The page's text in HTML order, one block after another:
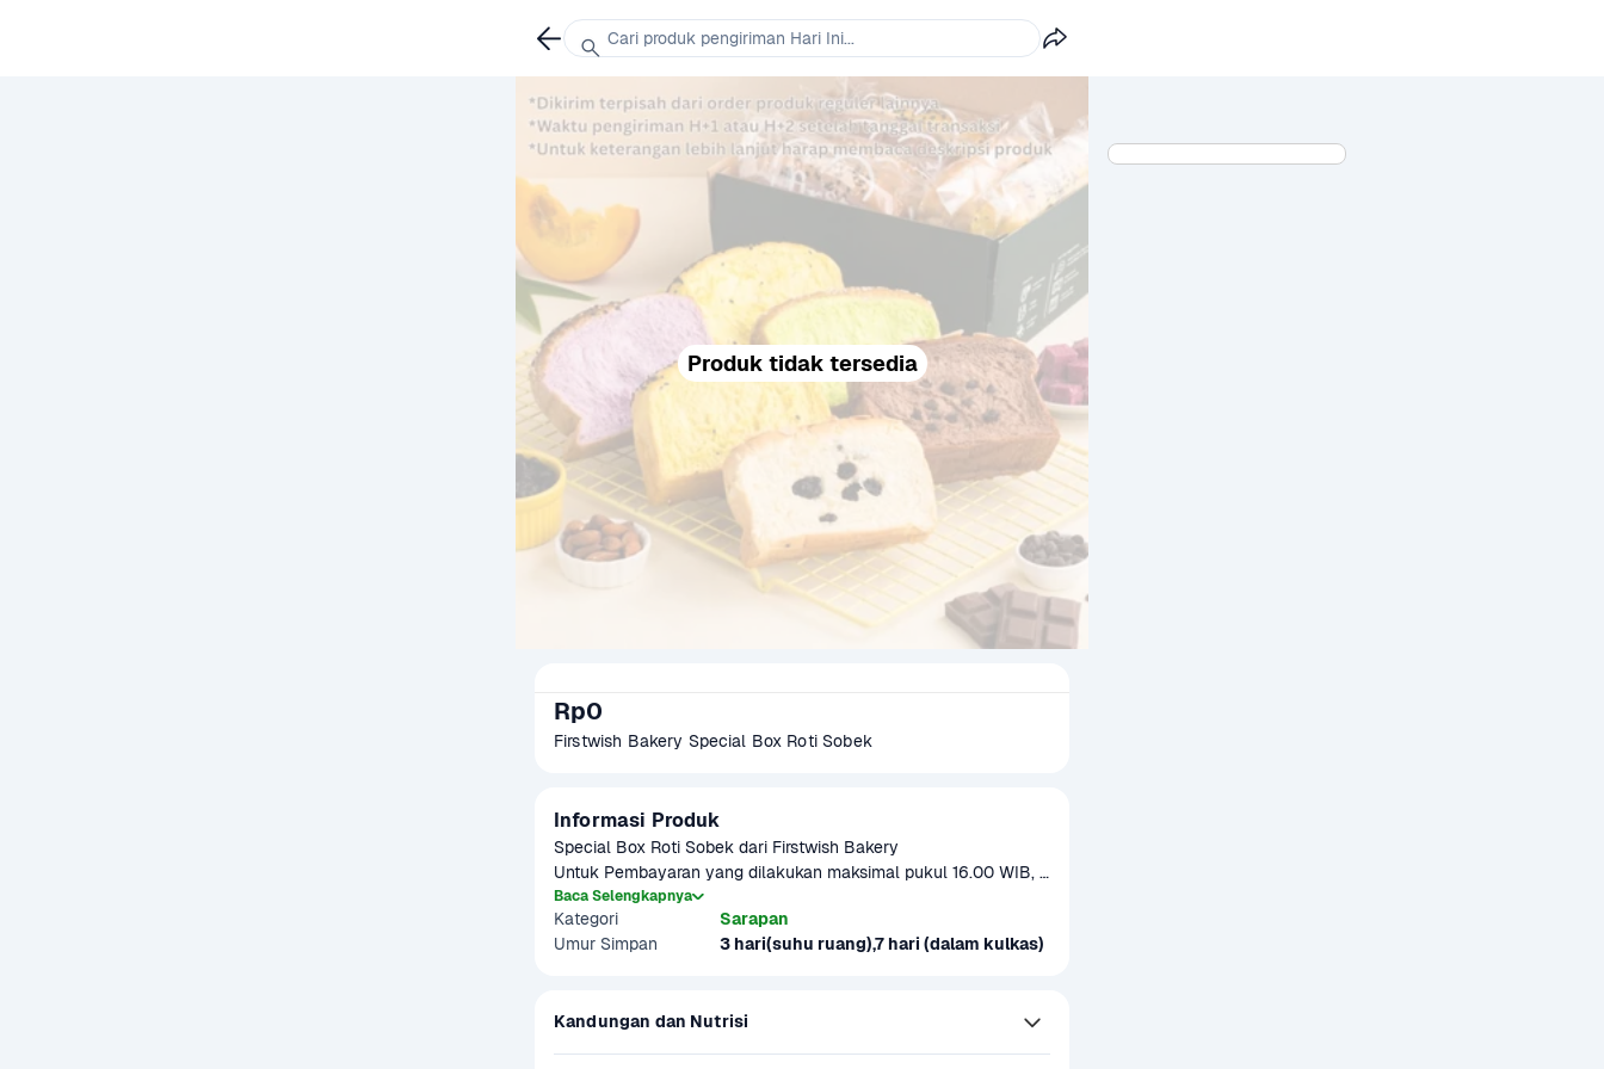
Produk tidak tersedia
Rp0
Firstwish Bakery Special Box Roti Sobek
Informasi Produk
Special Box Roti Sobek dari Firstwish Bakery
Untuk Pembayaran yang dilakukan maksimal pukul 16.00 WIB,
paket akan dikirimkan H+1 dari tanggal pembelian dengan
operational pengiriman pukul 10.00 WIB - 18.00 WIB.
Untuk Pembayaran yang dilakukan diatas pukul 16.00 WIB,
Baca Selengkapnya
Kategori
Sarapan
Umur Simpan
3 hari(suhu ruang),7 hari (dalam kulkas)
Kandungan dan Nutrisi
Cari produk pengiriman Hari Ini...